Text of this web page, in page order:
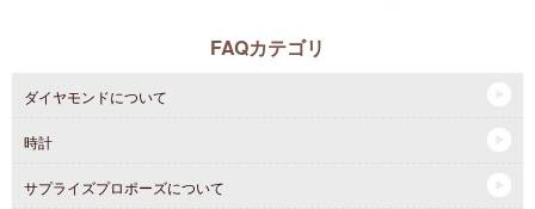
FAQカテゴリ
ダイヤモンドについて
時計
サプライズプロポーズについて